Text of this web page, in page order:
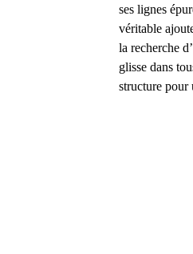
ses lignes
véritable
la recherche
glisse dans
structure pour